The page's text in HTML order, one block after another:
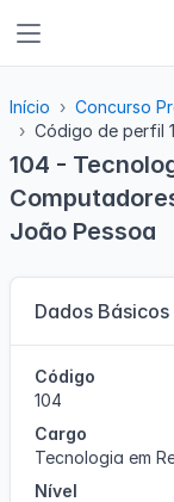
Início
Concurso
Código de perfil
104 -
João Pessoa
Dados Básicos
Código
104
Cargo
Tecnologia em
Nível